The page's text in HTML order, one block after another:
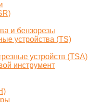
и бензорезы
устройства (TS)
устройств (TSA)
инструмент